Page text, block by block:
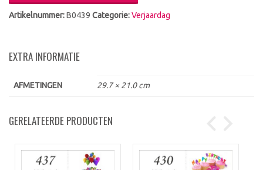
Artikelnummer:B0439 Categorie:Verjaardag
EXTRA INFORMATIE
AFMETINGEN 29.7 × 21.0 cm
GERELATEERDE PRODUCTEN